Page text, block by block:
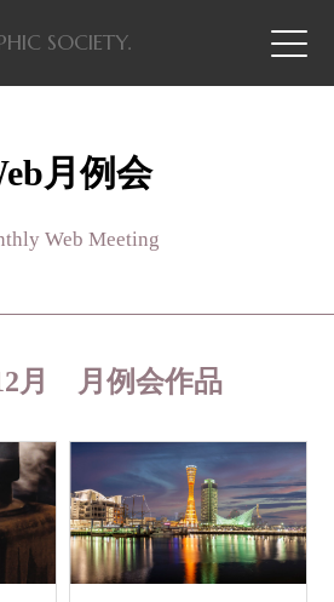
SOCIETY.
月例会
Web Meeting
月 月例会作品